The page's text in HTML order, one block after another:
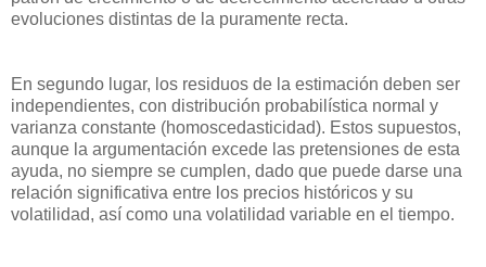
evoluciones distintas de la puramente recta.
En segundo lugar, los residuos de la estimación deben ser
independientes, con distribución probabilística normal y
varianza constante (homoscedasticidad). Estos supuestos,
aunque la argumentación excede las pretensiones de esta
ayuda, no siempre se cumplen, dado que puede darse una
relación significativa entre los precios históricos y su
volatilidad, así como una volatilidad variable en el tiempo.